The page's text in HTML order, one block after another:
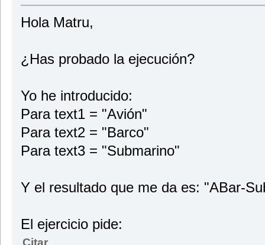
Hola Matru,
¿Has probado la ejecución?
Yo he introducido:
Para text1 = "Avión"
Para text2 = "Barco"
Para text3 = "Submarino"
Y el resultado que me da es: "ABar-
El ejercicio pide: